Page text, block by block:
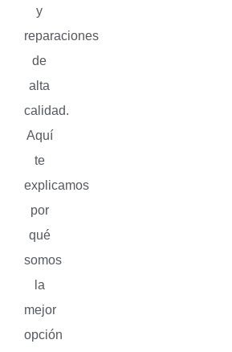
y
reparaciones
de
alta
calidad.
Aquí
te
explicamos
por
qué
somos
la
mejor
opción